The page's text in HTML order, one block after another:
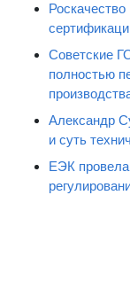
Советские
полностью
Александр
и суть
ЕЭК